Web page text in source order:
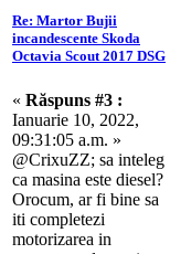
Re: Martor Bujii
incandescente Skoda
Octavia Scout 2017 DSG
« Răspuns #3 :
Ianuarie 10, 2022,
09:31:05 a.m. »
@CrixuZZ; sa inteleg
ca masina este diesel?
Orocum, ar fi bine sa
iti completezi
motorizarea in